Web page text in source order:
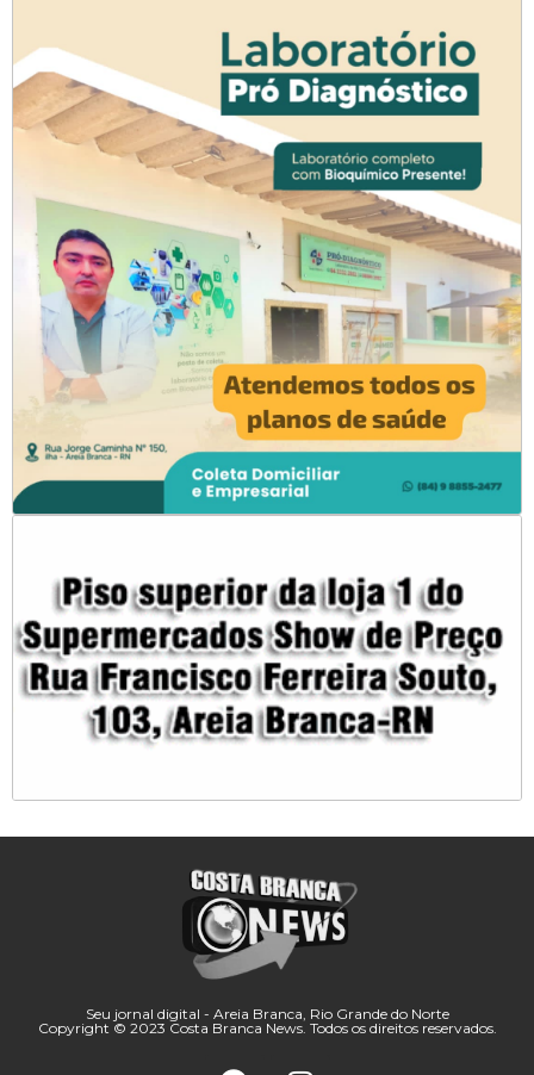
Seu jornal digital - Areia Branca, Rio Grande do Norte
Copyright © 2023 Costa Branca News. Todos os direitos reservados.